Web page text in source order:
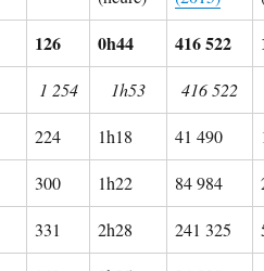
126 0h44 416 522
1 254 1h53 416 522
224 1h18 41 490
300 1h22 84 984
331 2h28 241 325